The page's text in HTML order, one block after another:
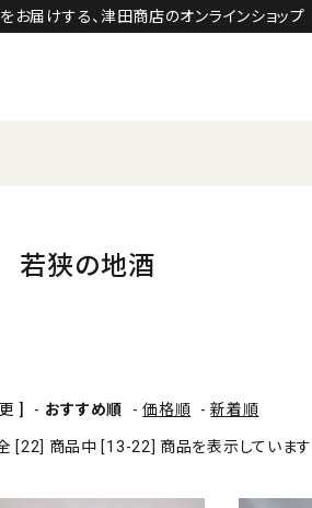
お届けする、津田商店のオンラインショップ
若狭の地酒
] - おすすめ順 -価格順 -新着順
[22] 商品中 [13-22] 商品を表示しています